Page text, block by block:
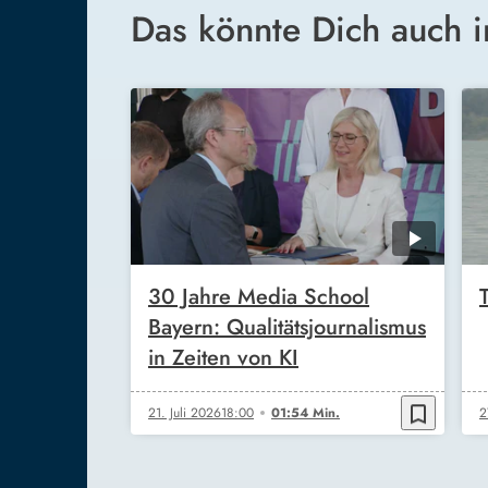
Das könnte Dich auch
30 Jahre Media School
Bayern: Qualitätsjournalismus
in Zeiten von KI
21. Juli 202618:00 01:54 Min. bookmark_border